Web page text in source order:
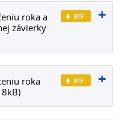
roka a
závierky
roka